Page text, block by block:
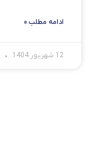
ادامه مطلب »
12 شهریور 1404